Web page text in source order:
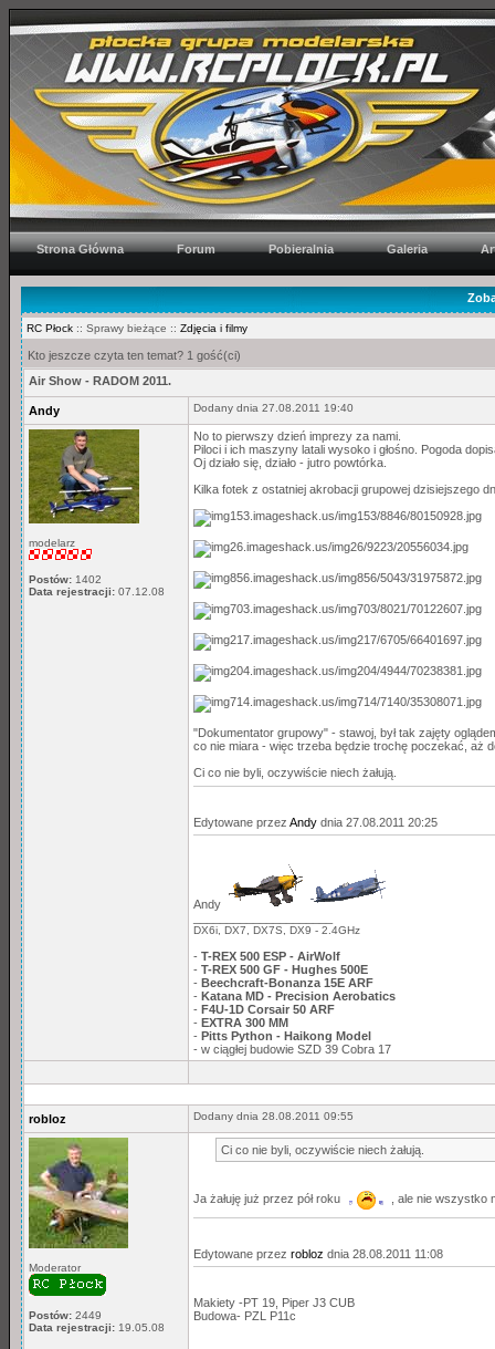
Strona Główna Forum Pobieralnia Galeria
RC Płock :: Sprawy bieżące :: Zdjęcia i filmy
Kto jeszcze czyta ten temat? 1 gość(ci)
Air Show - RADOM 2011.
Andy Dodany dnia 27.08.2011 19:40
modelarz
Postów: 1402
Data rejestracji: 07.12.08
No to pierwszy dzień imprezy za nami.
Piloci i ich maszyny latali wysoko i głośno. Pogoda
Oj działo się, działo - jutro powtórka.
Kilka fotek z ostatniej akrobacji grupowej dzisiejszego
"Dokumentator grupowy" - stawoj, był tak zajęty
co nie miara - więc trzeba będzie trochę poczekać, aż
Ci co nie byli, oczywiście niech żałują.
Edytowane przez Andy dnia 27.08.2011 20:25
Andy
DX6i, DX7, DX7S, DX9 - 2.4GHz
- T-REX 500 ESP - AirWolf
- T-REX 500 GF - Hughes 500E
- Beechcraft-Bonanza 15E ARF
- Katana MD - Precision Aerobatics
- F4U-1D Corsair 50 ARF
- EXTRA 300 MM
- Pitts Python - Haikong Model
- w ciągłej budowie SZD 39 Cobra 17
robloz Dodany dnia 28.08.2011 09:55
Moderator
Postów: 2449
Data rejestracji: 19.05.08
Ci co nie byli, oczywiście niech żałują.
Ja żałuję już przez pół roku , ale nie wszystko
Edytowane przez robloz dnia 28.08.2011 11:08
Makiety -PT 19, Piper J3 CUB
Budowa- PZL P11c